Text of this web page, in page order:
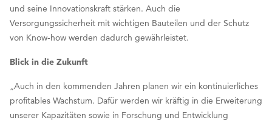
und seine Innovationskraft stärken. Auch die
Versorgungssicherheit mit wichtigen Bauteilen und der Schutz
von Know-how werden dadurch gewährleistet.
Blick in die Zukunft
„Auch in den kommenden Jahren planen wir ein kontinuierliches
profitables Wachstum. Dafür werden wir kräftig in die Erweiterung
unserer Kapazitäten sowie in Forschung und Entwicklung